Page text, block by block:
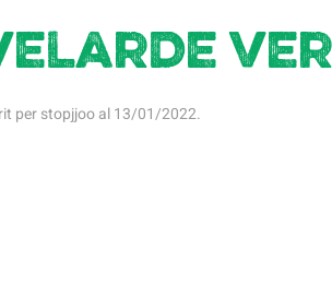
perstopjjooal13/01/2022.